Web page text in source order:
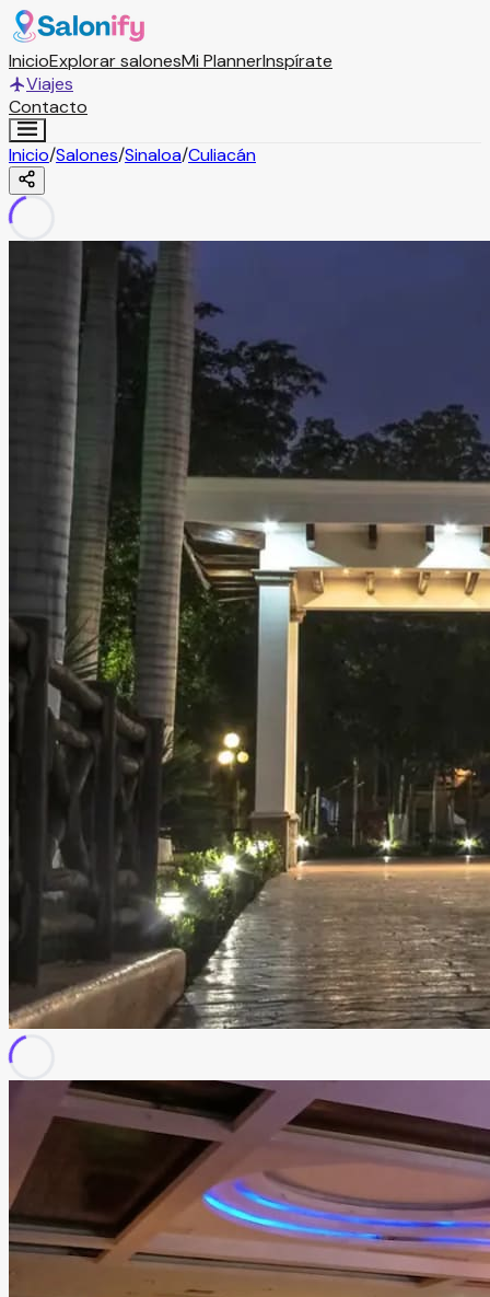
InicioExplorar salonesMi PlannerInspírate
Viajes
Contacto
Inicio/Salones/Sinaloa/Culiacán